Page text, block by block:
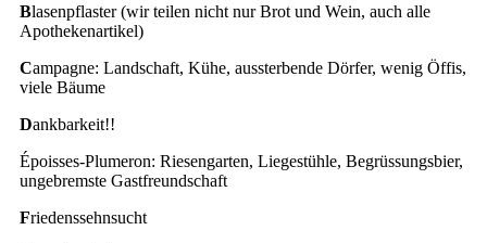
Blasenpflaster (wir teilen nicht nur Brot und Wein, auch alle
Apothekenartikel)
Campagne: Landschaft, Kühe, aussterbende Dörfer, wenig Öffis,
viele Bäume
Dankbarkeit!!
Époisses-Plumeron: Riesengarten, Liegestühle, Begrüssungsbier,
ungebremste Gastfreundschaft
Friedenssehnsucht